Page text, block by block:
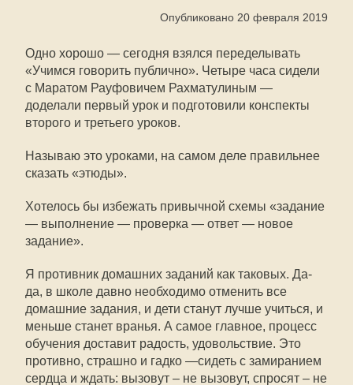
Опубликовано 20 февраля 2019
Одно хорошо — сегодня взялся переделывать
«Учимся говорить публично». Четыре часа сидели
с Маратом Рауфовичем Рахматулиным —
доделали первый урок и подготовили конспекты
второго и третьего уроков.
Называю это уроками, на самом деле правильнее
сказать «этюды».
Хотелось бы избежать привычной схемы «задание
— выполнение — проверка — ответ — новое
задание».
Я противник домашних заданий как таковых. Да-
да, в школе давно необходимо отменить все
домашние задания, и дети станут лучше учиться, и
меньше станет вранья. А самое главное, процесс
обучения доставит радость, удовольствие. Это
противно, страшно и гадко —сидеть с замиранием
сердца и ждать: вызовут – не вызовут, спросят – не